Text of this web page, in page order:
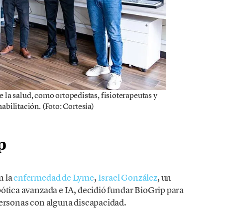
salud, como ortopedistas, fisioterapeutas y
(Foto: Cortesía)
laenfermedad de Lyme, Israel González, un
avanzada e IA, decidió fundar BioGrip para
con alguna discapacidad.